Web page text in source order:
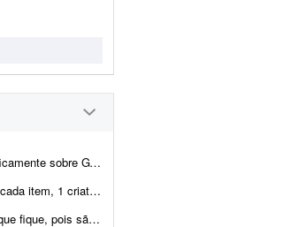
sofisticada. Procuro...
= 40 criativos + 40 VSL = ...
as instruções necess&aa...